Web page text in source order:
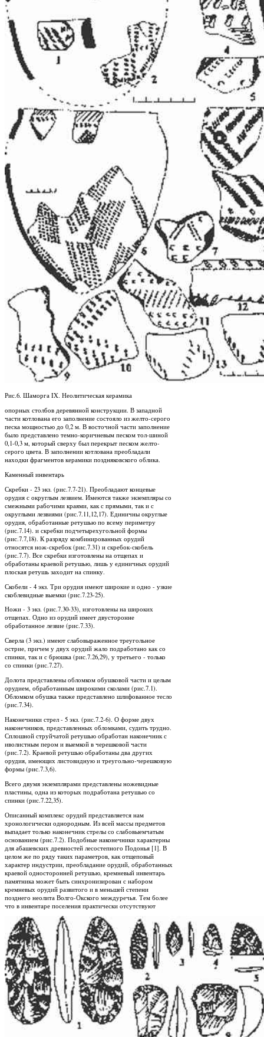
Рис.6. Шаморга IX. Неолитическая керамика
опорных столбов деревянной конструкции. В западной
части котлована его заполнение состояло из желто-серого
песка мощностью до 0,2 м. В восточной части заполнение
было представлено темно-коричневым песком тол-шиной
0,1-0,3 м, который сверху был перекрыт песком желто-
серого цвета. В заполнении котлована преобладали
находки фрагментов керамики поздняковского облика.
Каменный инвентарь
Скребки - 23 экз. (рис.7.7-21). Преобладают концевые
орудия с округлым лезвием. Имеются также экземпляры со
смежными рабочими краями, как с прямыми, так и с
округлыми лезвиями (рис.7.11,12,17). Единичны округлые
орудия, обработанные ретушью по всему периметру
(рис.7.14). и скребки подчетырехугольной формы
(рис.7.7,18). К разряду комбинированных орудий
относятся нож-скребок (рис.7.31) и скребок-скобель
(рис.7.7). Все скребки изготовлены на отщепах и
обработаны краевой ретушью, лишь у единичных орудий
плоская ретушь заходит на спинку.
Скобели - 4 экз. Три орудия имеют широкие и одно - узкие
скоблевидные выемки (рис.7.23-25).
Ножи - 3 экз. (рис.7.30-33), изготовлены на широких
отщепах. Одно из орудий имеет двусторонне
обработанное лезвие (рис.7.33).
Сверла (3 экз.) имеют слабовыраженное треугольное
острие, причем у двух орудий жало подработано как со
спинки, так и с брюшка (рис.7.26,29), у третьего - только
со спинки (рис.7.27).
Долота представлены обломком обушковой части и целым
орудием, обработанным широкими сколами (рис.7.1).
Обломком обушка также представлено шлифованное тесло
(рис.7.34).
Наконечники стрел - 5 экз. (рис.7.2-6). О форме двух
наконечников, представленных обломками, судить трудно.
Сплошной струйчатой ретушью обработан наконечник с
иволистным пером и выемкой в черешковой части
(рис.7.2). Краевой ретушью обработаны два других
орудия, имеющих листовидную и треугольно-черешковую
формы (рис.7.3,6).
Всего двумя экземплярами представлены ножевидные
пластины, одна из которых подработана ретушью со
спинки (рис.7.22,35).
Описанный комплекс орудий представляется нам
хронологически однородным. Из всей массы предметов
выпадает только наконечник стрелы со слабовыемчатым
основанием (рис.7.2). Подобные наконечники характерны
для абашевских древностей лесостепного Подонья [1]. В
целом же по ряду таких параметров, как отщеповый
характер индустрии, преобладание орудий, обработанных
краевой односторонней ретушью, кремневый инвентарь
памятника может быть синхронизирован с набором
кремневых орудий развитого и в меньшей степени
позднего неолита Волго-Окского междуречья. Тем более
что в инвентаре поселения практически отсутствуют